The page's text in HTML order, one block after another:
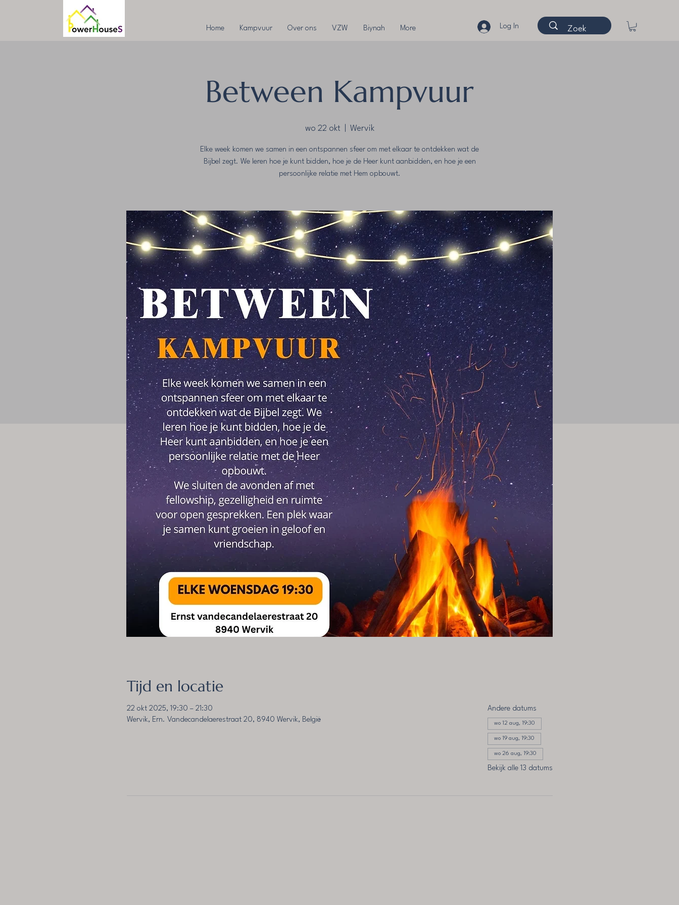
Home Kampvuur Over ons VZW Biynah More Log In
Between Kampvuur
wo 22 okt Wervik
Elke week komen we samen in een ontspannen sfeer om met elkaar te ontdekken wat de
Bijbel zegt. We leren hoe je kunt bidden, hoe je de Heer kunt aanbidden, en hoe je een
persoonlijke relatie met Hem opbouwt.
Tijd en locatie
22 okt 2025, 19:30 – 21:30
Wervik, Ern. Vandecandelaerestraat 20, 8940 Wervik, België
Andere datums
wo 12 aug, 19:30
wo 19 aug, 19:30
wo 26 aug, 19:30
Bekijk alle 13 datums